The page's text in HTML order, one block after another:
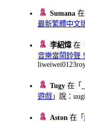
Sumana
最新繁體中文
李紹煒在
音樂當鬧鈴聲
Tugy 在「
遊戲 」說：uugi
Aston 在「